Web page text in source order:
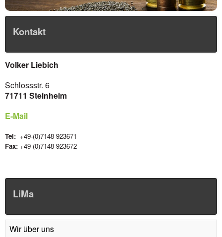
Kontakt
Volker Liebich
Schlossstr. 6
71711 Steinheim
E-Mail
Tel: +49-(0)7148 923671
Fax: +49-(0)7148 923672
LiMa
Wir über uns